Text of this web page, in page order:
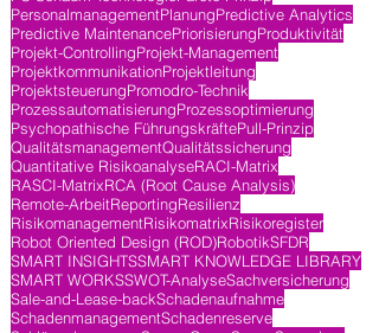
PersonalmanagementPlanungPredictive Analytics
Predictive MaintenancePriorisierungProduktivität
Projekt-ControllingProjekt-Management
ProjektkommunikationProjektleitung
ProjektsteuerungPromodro-Technik
ProzessautomatisierungProzessoptimierung
Psychopathische FührungskräftePull-Prinzip
QualitätsmanagementQualitätssicherung
Quantitative RisikoanalyseRACI-Matrix
RASCI-MatrixRCA (Root Cause Analysis)
Remote-ArbeitReportingResilienz
RisikomanagementRisikomatrixRisikoregister
Robot Oriented Design (ROD)RobotikSFDR
SMART INSIGHTSSMART KNOWLEDGE LIBRARY
SMART WORKSSWOT-AnalyseSachversicherung
Sale-and-Lease-backSchadenaufnahme
SchadenmanagementSchadenreserve